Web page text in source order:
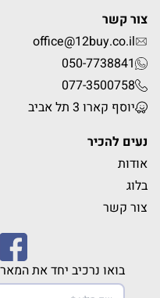
צור קשר
office@12buy.co.il
050-7738841
077-3500758
יוסף קארו 3 תל אביב
נעים להכיר
אודות
בלוג
צור קשר
בואו נרכיב יחד את